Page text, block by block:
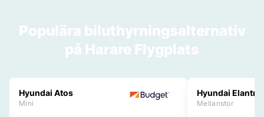
Populära biluthyrningsalternativ
på Harare Flygplats
Hyundai Atos
Mini
Hyundai Elantra
Mellanstor